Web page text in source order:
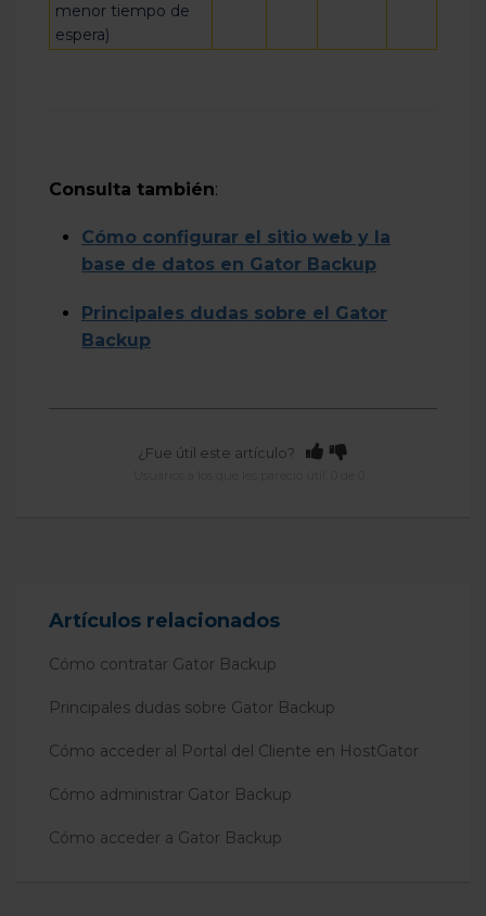
menor tiempo de
espera)
Consulta también:
Cómo configurar el sitio web y la
base de datos en Gator Backup
Principales dudas sobre el Gator
Backup
¿Fue útil este artículo?
Artículos relacionados
Cómo contratar Gator Backup
Principales dudas sobre Gator Backup
Cómo acceder al Portal del Cliente en HostGator
Cómo administrar Gator Backup
Cómo acceder a Gator Backup